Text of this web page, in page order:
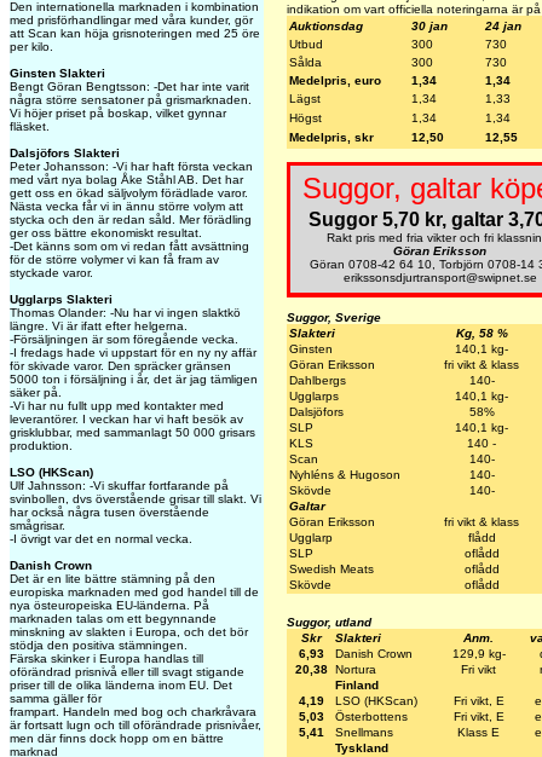
Den internationella marknaden i kombination
med prisförhandlingar med våra kunder, gör
att Scan kan höja grisnoteringen med 25 öre
per kilo.
Ginsten Slakteri
Bengt Göran Bengtsson: -Det har inte varit
några större sensatoner på grismarknaden.
Vi höjer priset på boskap, vilket gynnar
fläsket.
Dalsjöfors Slakteri
Peter Johansson: -Vi har haft första veckan
med vårt nya bolag Åke Ståhl AB. Det har
gett oss en ökad säljvolym förädlade varor.
Nästa vecka får vi in ännu större volym att
stycka och den är redan såld. Mer förädling
ger oss bättre ekonomiskt resultat.
-Det känns som om vi redan fått avsättning
för de större volymer vi kan få fram av
styckade varor.
Ugglarps Slakteri
Thomas Olander: -Nu har vi ingen slaktkö
längre. Vi är ifatt efter helgerna.
-Försäljningen är som föregående vecka.
-I fredags hade vi uppstart för en ny ny affär
för skivade varor. Den spräcker gränsen
5000 ton i försäljning i år, det är jag tämligen
säker på.
-Vi har nu fullt upp med kontakter med
leverantörer. I veckan har vi haft besök av
grisklubbar, med sammanlagt 50 000 grisars
produktion.
LSO (HKScan)
Ulf Jahnsson: -Vi skuffar fortfarande på
svinbollen, dvs överstående grisar till slakt. Vi
har också några tusen överstående
smågrisar.
-I övrigt var det en normal vecka.
Danish Crown
Det är en lite bättre stämning på den
europiska marknaden med god handel till de
nya östeuropeiska EU-länderna. På
marknaden talas om ett begynnande
minskning av slakten i Europa, och det bör
stödja den positiva stämningen.
Färska skinker i Europa handlas till
oförändrad prisnivå eller till svagt stigande
priser till de olika länderna inom EU. Det
samma gäller för
frampart. Handeln med bog och charkråvara
är fortsatt lugn och till oförändrade prisnivåer,
men där finns dock hopp om en bättre
marknad
indikation om vart officiella noteringarna är
Auktionsdag
30 jan
24 jan
Utbud
300
730
Sålda
300
730
Medelpris, euro
1,34
1,34
Lägst
1,34
1,33
Högst
1,34
1,34
Medelpris, skr
12,50 12,55
Suggor, galtar
Suggor 5,70 kr, galtar
Rakt pris med fria vikter och fri
Göran Eriksson
Göran 0708-42 64 10, Torbjörn 0708-14
erikssonsdjurtransport@swipnet.se
Suggor, Sverige
Slakteri
Kg, 58 %
Ginsten
140,1 kg-
Göran Eriksson
fri vikt & klass
Dahlbergs
140-
Ugglarps
140,1 kg-
Dalsjöfors
58%
SLP
140,1 kg-
KLS
140 -
Scan
140-
Nyhléns & Hugoson
140-
Skövde
140-
Galtar
Göran Eriksson
fri vikt & klass
Ugglarp
flådd
SLP
oflådd
Swedish Meats
oflådd
Skövde
oflådd
Suggor, utland
Skr
Slakteri Anm.
6,93
Danish Crown 129,9 kg-
20,38 Nortura Fri vikt
Finland
4,19
LSO (HKScan) Fri vikt, E
5,03
Österbottens Fri vikt, E
5,41
Snellmans Klass E
Tyskland